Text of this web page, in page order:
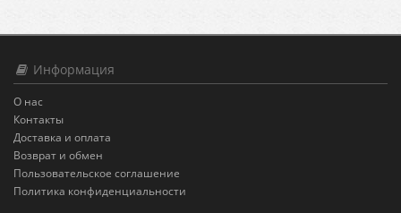
Информация
О нас
Контакты
Доставка и оплата
Возврат и обмен
Пользовательское соглашение
Политика конфиденциальности